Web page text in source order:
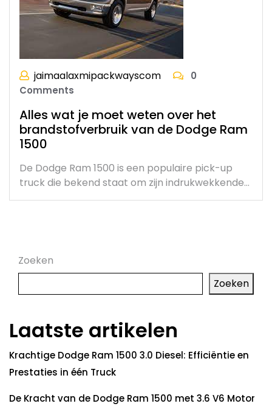
jaimaalaxmipackwayscom
0
Comments
Alles wat je moet weten over het
brandstofverbruik van de Dodge Ram
1500
De Dodge Ram 1500 is een populaire pick-up
truck die bekend staat om zijn indrukwekkende…
Zoeken
Zoeken
Laatste artikelen
Krachtige Dodge Ram 1500 3.0 Diesel: Efficiëntie en
Prestaties in één Truck
De Kracht van de Dodge Ram 1500 met 3.6 V6 Motor